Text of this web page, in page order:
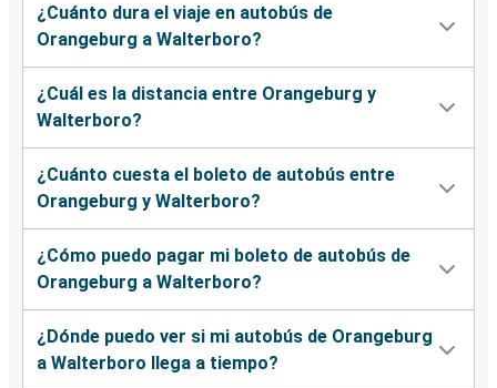
¿Cuánto dura el viaje en autobús de
Orangeburg a Walterboro?
¿Cuál es la distancia entre Orangeburg y
Walterboro?
¿Cuánto cuesta el boleto de autobús entre
Orangeburg y Walterboro?
¿Cómo puedo pagar mi boleto de autobús de
Orangeburg a Walterboro?
¿Dónde puedo ver si mi autobús de Orangeburg
a Walterboro llega a tiempo?